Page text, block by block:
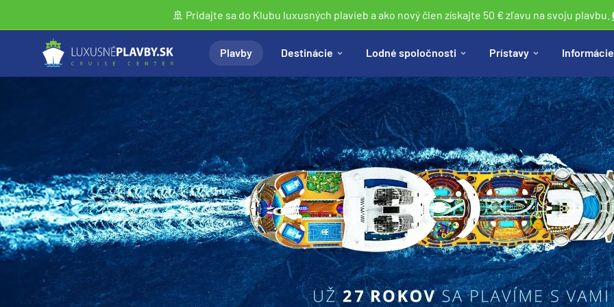
🚢 Pridajte sa do Klubu luxusných plavieb a ako nový člen získajte 50 € zľavu na svoju plavbu.
Plavby Destinácie Lodné spoločnosti Prístavy Informácie
Vyhľadať